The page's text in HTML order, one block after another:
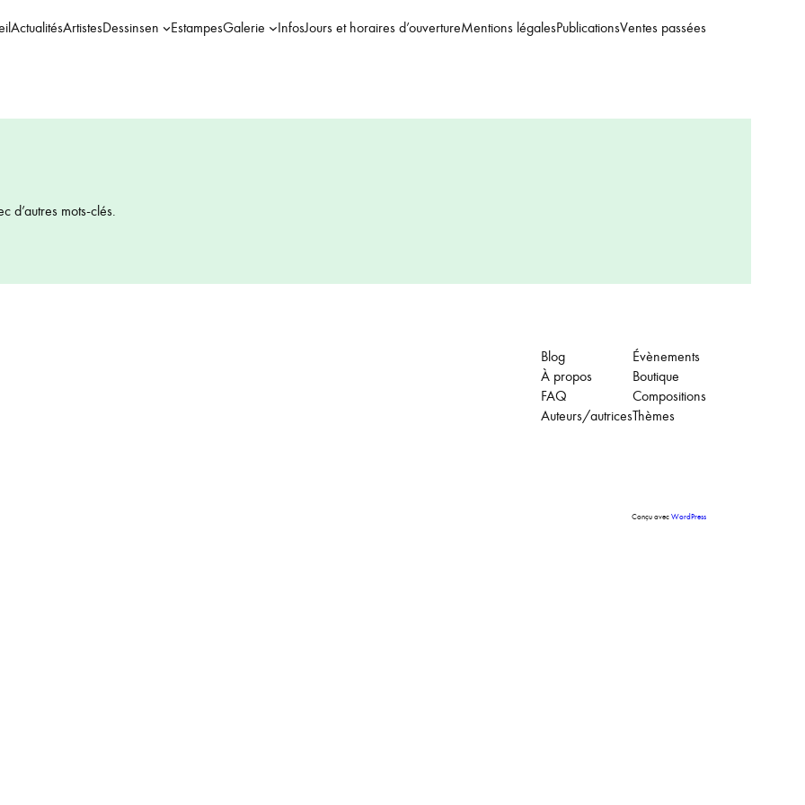
ActualitésArtistesDessinsen EstampesGalerie InfosJours et horaires d’ouvertureMentions légalesPublicationsVentes passées
d’autres mots-clés.
Blog
À propos
FAQ
Auteurs/autrices
Évènements
Boutique
Compositions
Thèmes
Conçu avecWordPress